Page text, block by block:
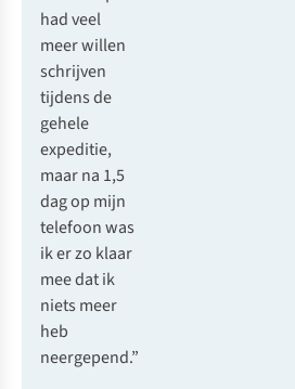
had veel
meer willen
schrijven
tijdens de
gehele
expeditie,
maar na 1,5
dag op mijn
telefoon was
ik er zo klaar
mee dat ik
niets meer
heb
neergepend.”